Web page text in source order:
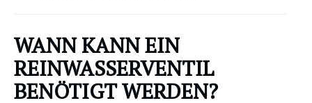
WANN KANN EIN
REINWASSERVENTIL
BENÖTIGT WERDEN?